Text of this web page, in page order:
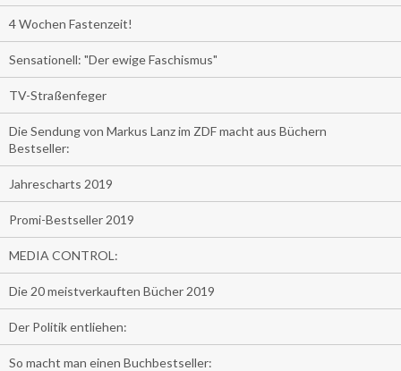
4 Wochen Fastenzeit!
Sensationell: "Der ewige Faschismus"
TV-Straßenfeger
Die Sendung von Markus Lanz im ZDF macht aus Büchern
Bestseller:
Jahrescharts 2019
Promi-Bestseller 2019
MEDIA CONTROL:
Die 20 meistverkauften Bücher 2019
Der Politik entliehen:
So macht man einen Buchbestseller: